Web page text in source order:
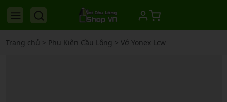
Trang chủ > Phụ Kiện Cầu Lông > Vớ Yonex Lcw